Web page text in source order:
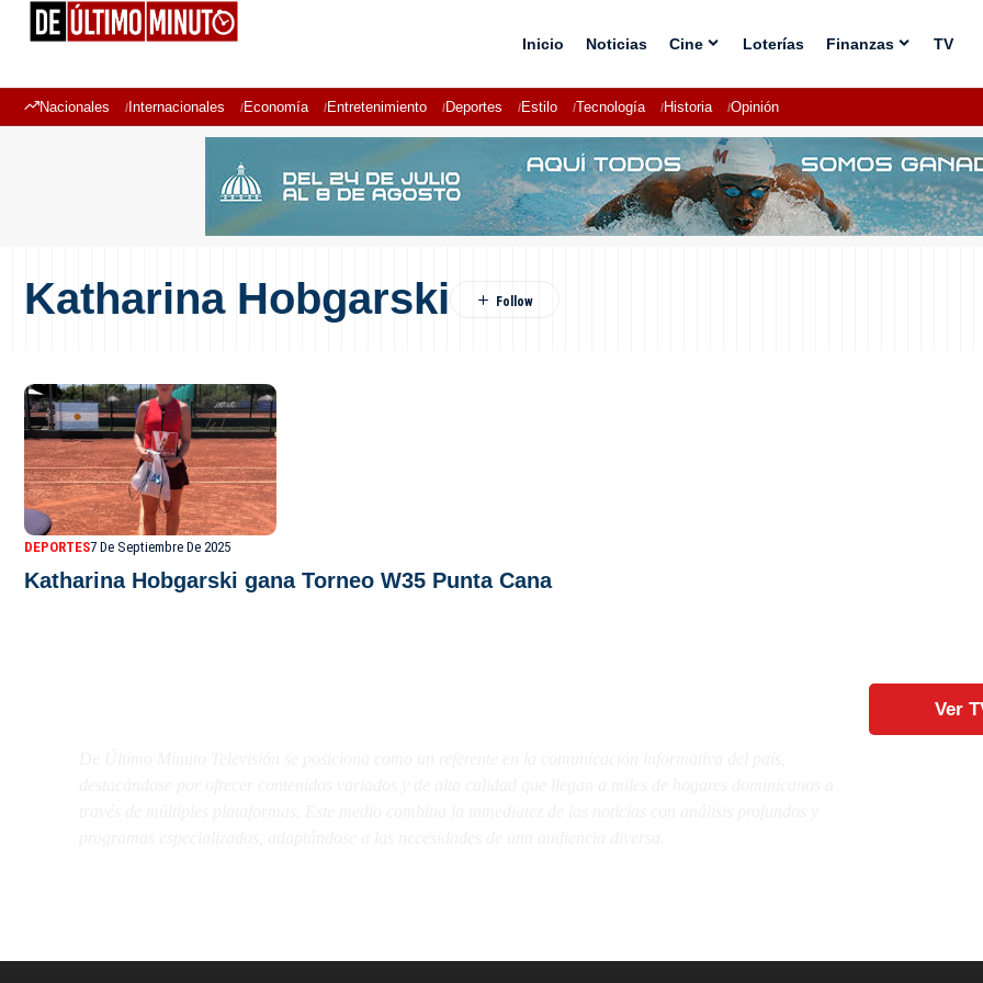
Inicio Noticias Cine Loterías Finanzas TV
Nacionales Internacionales Economía Entretenimiento Deportes Estilo Tecnología Historia Opinión
Katharina Hobgarski
DEPORTES7 De Septiembre De 2025
Katharina Hobgarski gana Torneo W35 Punta Cana
Ver